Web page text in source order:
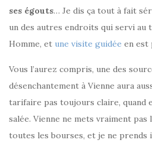
ses égouts… Je dis ça tout à fait
un des autres endroits qui servi au
Homme, et une visite guidée en est
Vous l’aurez compris, une des
désenchantement à Vienne aura
tarifaire pas toujours claire, quand
salée. Vienne ne mets vraiment
toutes les bourses, et je ne prends